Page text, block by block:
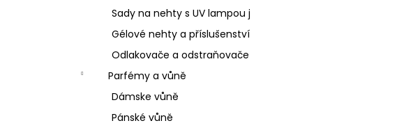
Sady na nehty s UV lampou j
Gélové nehty a příslušenství
Odlakovače a odstraňovače
Parfémy a vůně
Dámske vůně
Pánské vůně